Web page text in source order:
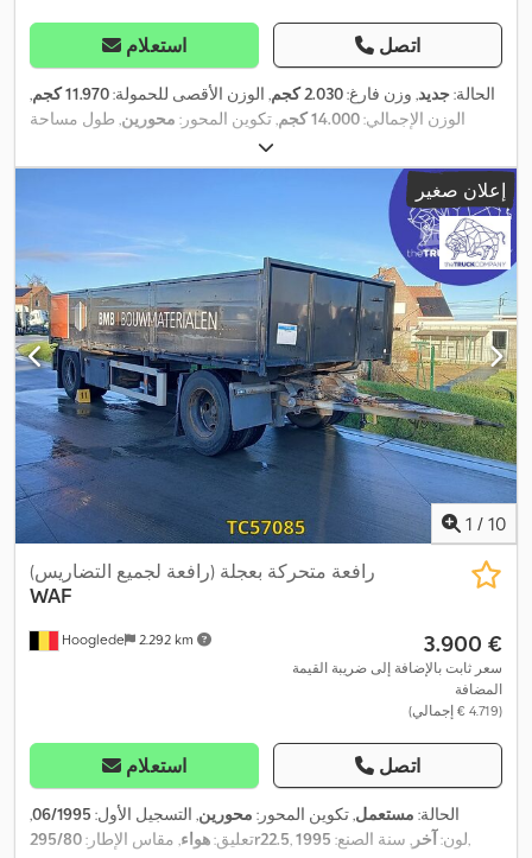
استعلام اتصل
الحالة:جديد, وزن فارغ:2.030 كجم , الوزن الأقصى للحمولة:11.970 كجم
,
الوزن الإجمالي:14.000 كجم , تكوين المحور: محورين, طول مساحة
, عرض مساحة التحميل:
مقاس الإطار:285 /70 R19,5 , لون:آخر, نوع التروس:آخر, مقاس الإطار
, مقاس الإطار الخلفي:285 /70 R19,5, كابينة
السائق:آخر , فئة الانبعاثات:
الهواء المضغوط, نظام الفرامل المانعة للانغلاق (ABS)
إعلان صغير
1 / 10
Hooglede 2.292 km
رافعة متحركة بعجلة (رافعة لجميع التضاريس)
WAF
‏3.900 €
سعر ثابت بالإضافة إلى ضريبة القيمة
المضافة
(‏4.719 € إجمالي)
استعلام اتصل
الحالة: مستعمل, تكوين المحور: محورين, التسجيل الأول: 06/1995
,
تعليق:هواء, مقاس الإطار: 295/80r22.5 , لون:آخر , سنة الصنع: 1995 ,